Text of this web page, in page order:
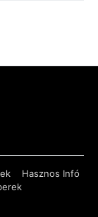
Hasznos Infó